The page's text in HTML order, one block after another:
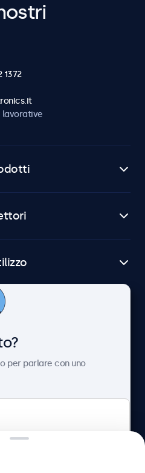
1372
lavorative
Clienti
per parlare con uno